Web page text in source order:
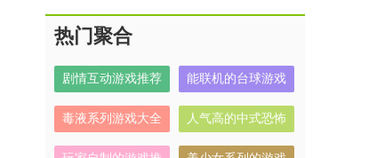
热门聚合
剧情互动游戏推荐 能联机的台球游戏
毒液系列游戏大全
人气高的中式恐怖
解谜游戏有哪些